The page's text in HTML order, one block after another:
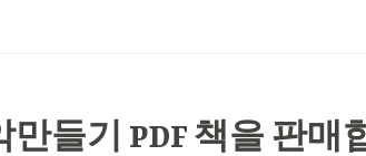
들기 PDF 책을 판매